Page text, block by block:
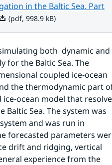
in the Baltic Sea. Part
998.9 kB.
(pdf, 998.9 kB)
both  dynamic and
for the Baltic Sea. The
coupled ice-ocean
the thermodynamic part
ocean model that
Sea. The system was
and was run in
forecasted parameters
drift and ridging, vertical
experience from the